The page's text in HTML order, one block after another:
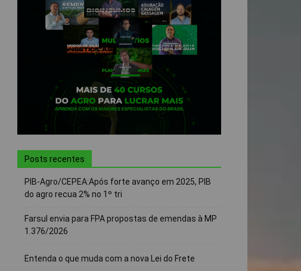
Posts recentes
PIB-Agro/CEPEA:Após forte avanço em 2025, PIB
do agro recua 2% no 1º tri
Farsul envia para FPA propostas de emendas à MP
1.376/2026
Entenda o que muda com a nova Lei do Frete